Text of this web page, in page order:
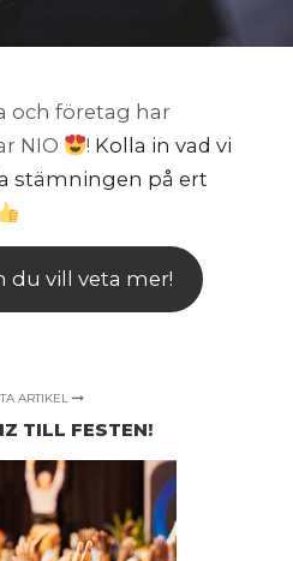
och företag har
NIO
! Kolla in vad vi
stämningen på ert
du vill veta mer!
ARTIKEL
TILL FESTEN!